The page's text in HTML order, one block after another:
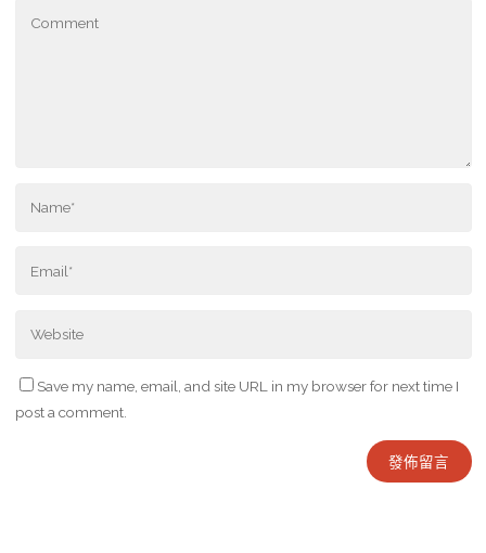
Save my name, email, and site URL in my browser for next time I
post a comment.